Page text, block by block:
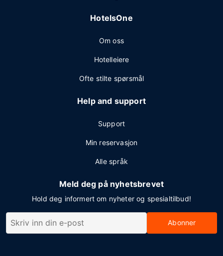
HotelsOne
Om oss
Hotelleiere
Ofte stilte spørsmål
Help and support
Support
Min reservasjon
Alle språk
Meld deg på nyhetsbrevet
Hold deg informert om nyheter og spesialtilbud!
Abonner